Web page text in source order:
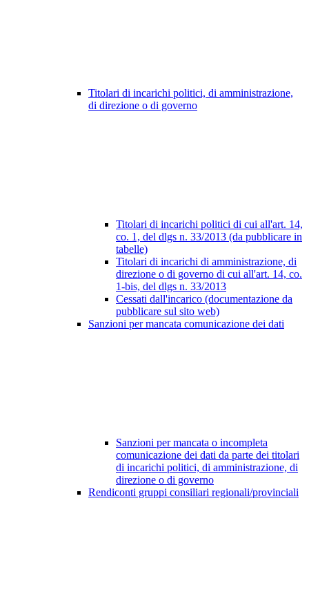
Titolari di incarichi politici, di amministrazione,
di direzione o di governo
Titolari di incarichi politici di cui all'art. 14,
co. 1, del dlgs n. 33/2013 (da pubblicare in
tabelle)
Titolari di incarichi di amministrazione, di
direzione o di governo di cui all'art. 14, co.
1-bis, del dlgs n. 33/2013
Cessati dall'incarico (documentazione da
pubblicare sul sito web)
Sanzioni per mancata comunicazione dei dati
Sanzioni per mancata o incompleta
comunicazione dei dati da parte dei titolari
di incarichi politici, di amministrazione, di
direzione o di governo
Rendiconti gruppi consiliari regionali/provinciali